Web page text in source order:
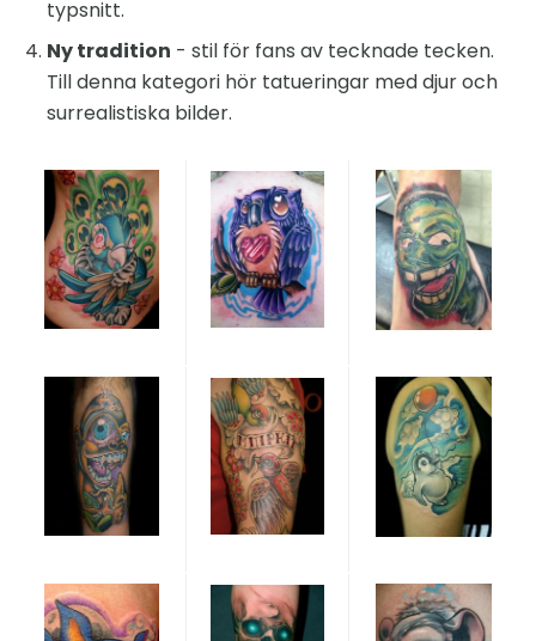
typsnitt.
Ny tradition - stil för fans av tecknade tecken.
Till denna kategori hör tatueringar med djur och
surrealistiska bilder.